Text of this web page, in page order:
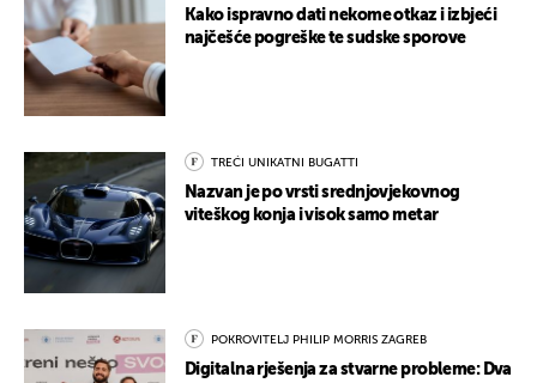
Kako ispravno dati nekome otkaz i izbjeći
najčešće pogreške te sudske sporove
TREĆI UNIKATNI BUGATTI
Nazvan je po vrsti srednjovjekovnog
viteškog konja i visok samo metar
POKROVITELJ PHILIP MORRIS ZAGREB
Digitalna rješenja za stvarne probleme: Dva